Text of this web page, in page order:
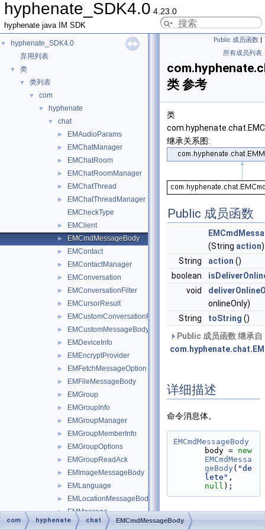
hyphenate_SDK4.0 4.23.0
hyphenate java IM SDK
▼
hyphenate_SDK4.0
弃用列表
▼ 类
▼ 类列表
▼ com
▼ hyphenate
▼ chat
► EMAudioParams
► EMChatManager
► EMChatRoom
► EMChatRoomManager
► EMChatThread
►
EMChatThreadManager
EMCheckType
► EMClient
► EMCmdMessageBody
► EMContact
► EMContactManager
► EMConversation
► EMConversationFilter
► EMCursorResult
► EMCustomConversationFilter
► EMCustomMessageBody
► EMDeviceInfo
► EMEncryptProvider
► EMFetchMessageOption
► EMFileMessageBody
► EMGroup
► EMGroupInfo
► EMGroupManager
► EMGroupMemberInfo
► EMGroupOptions
► EMGroupReadAck
► EMImageMessageBody
► EMLanguage
► EMLocationMessageBody
► EMMessage
► EMMessageBody
Public 成员函数 |
所有成员列表
类 参考
类
继承关系图:
Public 成员函数
(String action)
String
action ()
boolean
void
onlineOnly)
String
toString ()
Public 成员函数 继承自
详细描述
命令消息体。
EMCmdMessageBody
body = new
EMCmdMessa
geBody ( "de
lete"
null );
com hyphenate chat EMCmdMessageBody